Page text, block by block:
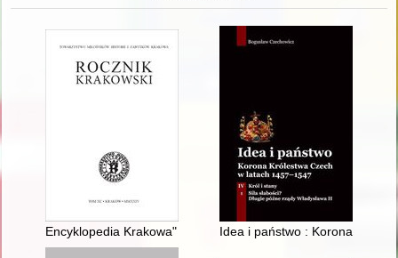
Encyklopedia Krakowa" - frapująca lekturaIdea i państwo : Korona